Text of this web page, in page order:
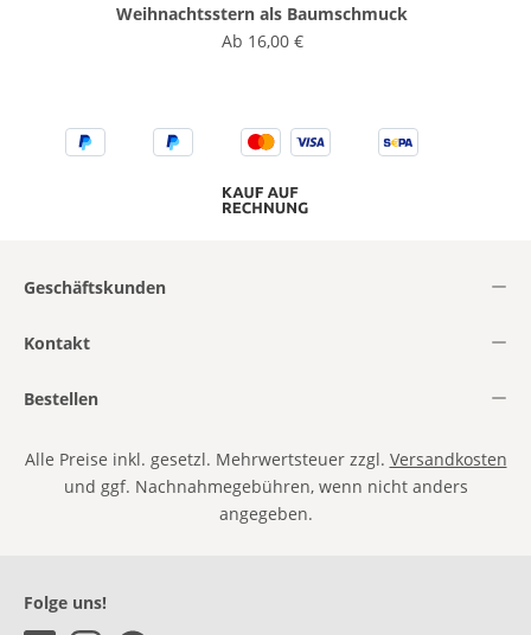
Weihnachtsstern als Baumschmuck
Ab 16,00 €
Geschäftskunden
Kontakt
Bestellen
Alle Preise inkl. gesetzl. Mehrwertsteuer zzgl. Versandkosten
und ggf. Nachnahmegebühren, wenn nicht anders
angegeben.
Folge uns!